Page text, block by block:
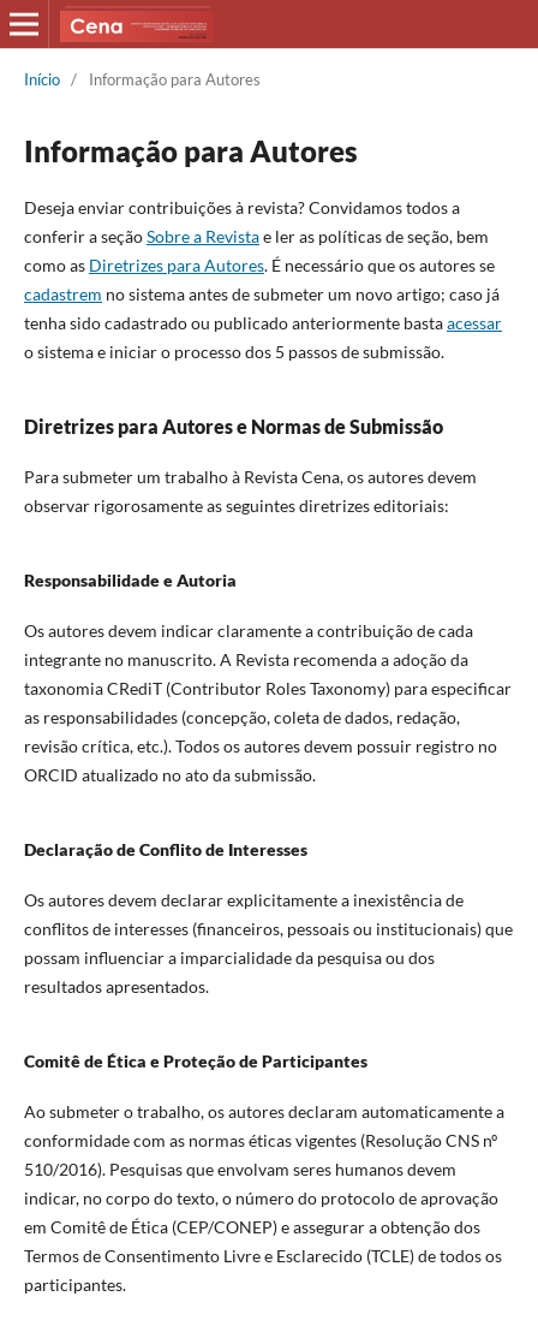
Início / Informação para Autores
Informação para Autores
Deseja enviar contribuições à revista? Convidamos todos a
conferir a seçãoSobre a Revistae ler as políticas de seção, bem
como as Diretrizes para Autores. É necessário que os autores se
cadastrem no sistema antes de submeter um novo artigo; caso já
tenha sido cadastrado ou publicado anteriormente bastaacessar
o sistema e iniciar o processo dos 5 passos de submissão.
Diretrizes para Autores e Normas de Submissão
Para submeter um trabalho à Revista Cena, os autores devem
observar rigorosamente as seguintes diretrizes editoriais:
Responsabilidade e Autoria
Os autores devem indicar claramente a contribuição de cada
integrante no manuscrito. A Revista recomenda a adoção da
taxonomia CRediT (Contributor Roles Taxonomy) para especificar
as responsabilidades (concepção, coleta de dados, redação,
revisão crítica, etc.). Todos os autores devem possuir registro no
ORCID atualizado no ato da submissão.
Declaração de Conflito de Interesses
Os autores devem declarar explicitamente a inexistência de
conflitos de interesses (financeiros, pessoais ou institucionais) que
possam influenciar a imparcialidade da pesquisa ou dos
resultados apresentados.
Comitê de Ética e Proteção de Participantes
Ao submeter o trabalho, os autores declaram automaticamente a
conformidade com as normas éticas vigentes (Resolução CNS nº
510/2016). Pesquisas que envolvam seres humanos devem
indicar, no corpo do texto, o número do protocolo de aprovação
em Comitê de Ética (CEP/CONEP) e assegurar a obtenção dos
Termos de Consentimento Livre e Esclarecido (TCLE) de todos os
participantes.